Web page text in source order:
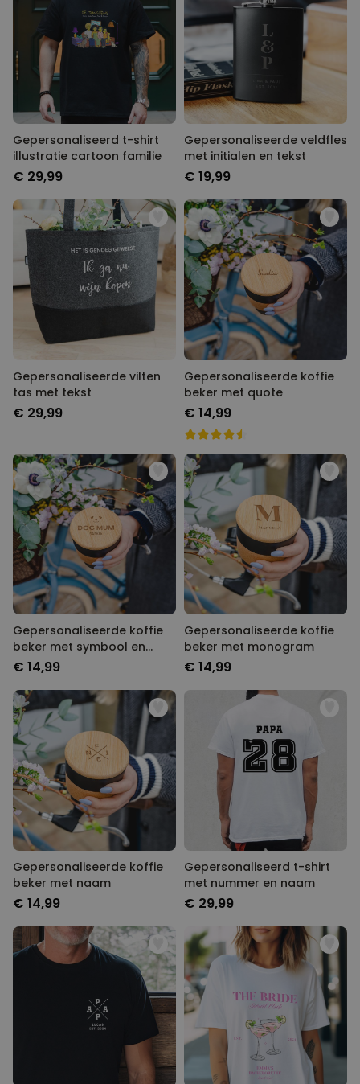
Gepersonaliseerd t-shirt
illustratie cartoon familie
€ 29,99
Gepersonaliseerde veldfles
met initialen en tekst
€ 19,99
Gepersonaliseerde vilten
tas met tekst
€ 29,99
Gepersonaliseerde koffie
beker met quote
€ 14,99
Gepersonaliseerde koffie
beker met symbool en
tekst
€ 14,99
Gepersonaliseerde koffie
beker met monogram
€ 14,99
Gepersonaliseerde koffie
beker met naam
€ 14,99
Gepersonaliseerd t-shirt
met nummer en naam
€ 29,99